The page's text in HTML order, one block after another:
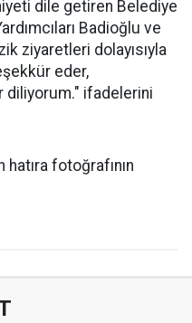
dile getiren Belediye
Badioğlu ve
ziyaretleri dolayısıyla
eder,
ifadelerini
hatıra fotoğrafının